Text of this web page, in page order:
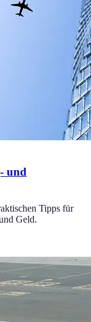
und
Tipps für
Geld.